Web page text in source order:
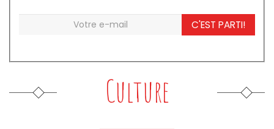
C'EST PARTI!
Culture